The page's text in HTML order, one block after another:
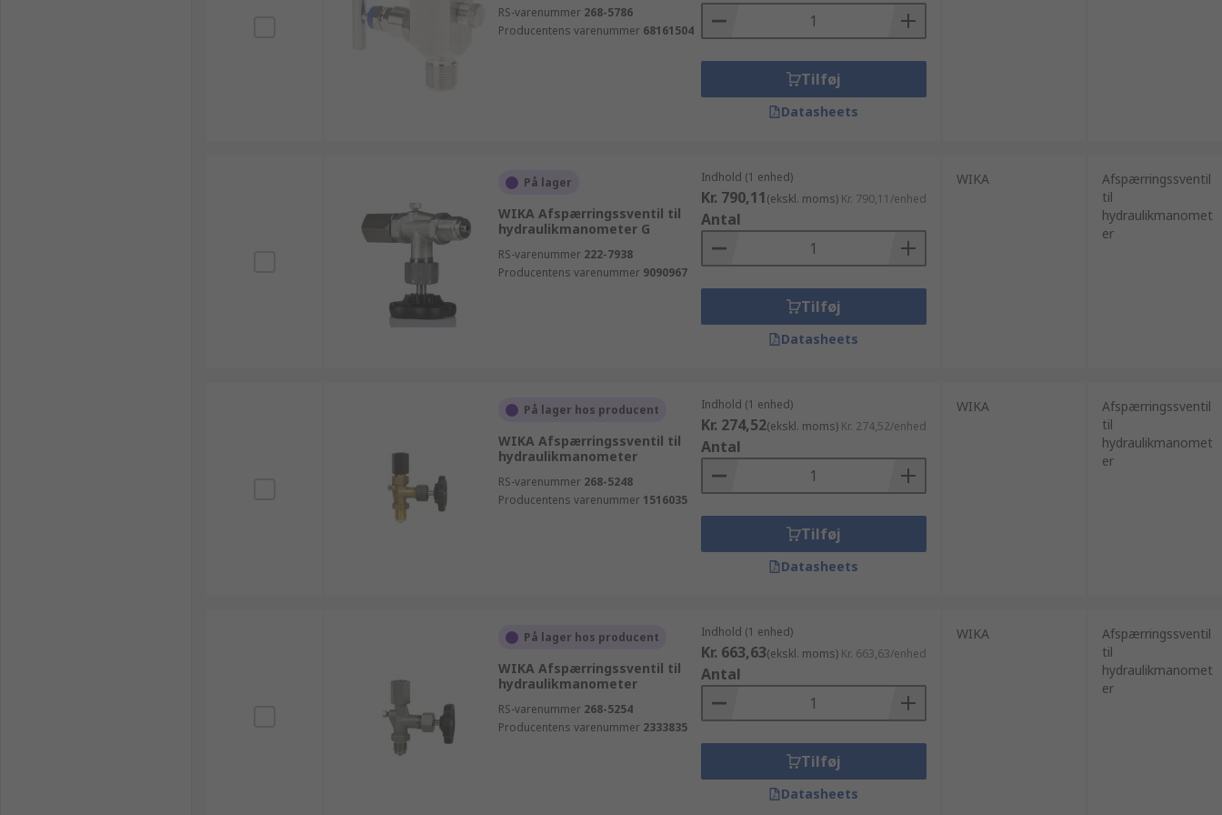
RS-varenummer 268-5786
Producentens varenummer 68161504
Tilføj
Datasheets
På lager
WIKA Afspærringssventil til
hydraulikmanometer G
RS-varenummer 222-7938
Producentens varenummer 9090967
Indhold (1 enhed)
Kr. 790,11(ekskl. moms) Kr. 790,11/enhed
Antal
Tilføj
Datasheets
WIKA
Afspærringssventil
til
hydraulikmanomet
er
På lager hos producent
WIKA Afspærringssventil til
hydraulikmanometer
RS-varenummer 268-5248
Producentens varenummer 1516035
Indhold (1 enhed)
Kr. 274,52(ekskl. moms) Kr. 274,52/enhed
Antal
Tilføj
Datasheets
WIKA
Afspærringssventil
til
hydraulikmanomet
er
På lager hos producent
WIKA Afspærringssventil til
hydraulikmanometer
RS-varenummer 268-5254
Producentens varenummer 2333835
Indhold (1 enhed)
Kr. 663,63(ekskl. moms) Kr. 663,63/enhed
Antal
Tilføj
Datasheets
WIKA
Afspærringssventil
til
hydraulikmanomet
er